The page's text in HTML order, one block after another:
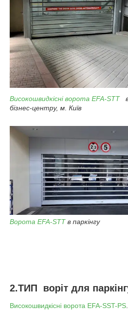
Високошвидкісні ворота EFA-STT
бізнес-центру, м. Київ
Ворота EFA-STTв паркінгу
2.ТИП воріт для
Високошвидкісні ворота EFA-SST-PS